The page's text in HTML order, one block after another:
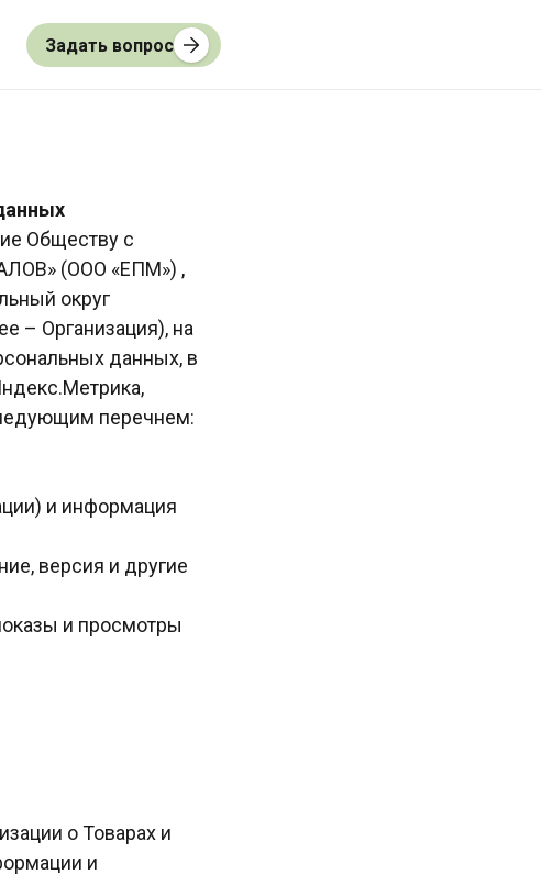
Задать вопрос
Обществу с
(ООО «ЕПМ») ,
округ
– Организация), на
данных, в
перечнем:
и информация
версия и другие
и просмотры
о Товарах и
и